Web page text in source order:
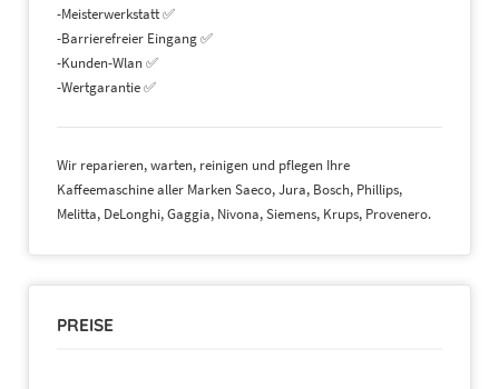
-Meisterwerkstatt ✅
-Barrierefreier Eingang ✅
-Kunden-Wlan ✅
-Wertgarantie ✅
Wir reparieren, warten, reinigen und pflegen Ihre
Kaffeemaschine aller Marken Saeco, Jura, Bosch, Phillips,
Melitta, DeLonghi, Gaggia, Nivona, Siemens, Krups, Provenero.
PREISE